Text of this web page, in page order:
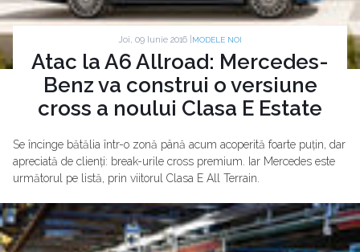
Joi, 09 Iunie 2016 | MODELE NOI
Atac la A6 Allroad: Mercedes-
Benz va construi o versiune
cross a noului Clasa E Estate
Se încinge bătălia într-o zonă până acum acoperită foarte puțin, dar
apreciată de clienți: break-urile cross premium. Iar Mercedes este
următorul pe listă, prin viitorul Clasa E All Terrain.